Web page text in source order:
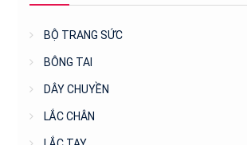
BỘ TRANG SỨC
BÔNG TAI
DÂY CHUYỀN
LẮC CHÂN